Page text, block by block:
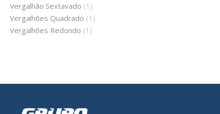
Vergalhão Sextavado (1)
Vergalhões Quadrado (1)
Vergalhões Redondo (1)